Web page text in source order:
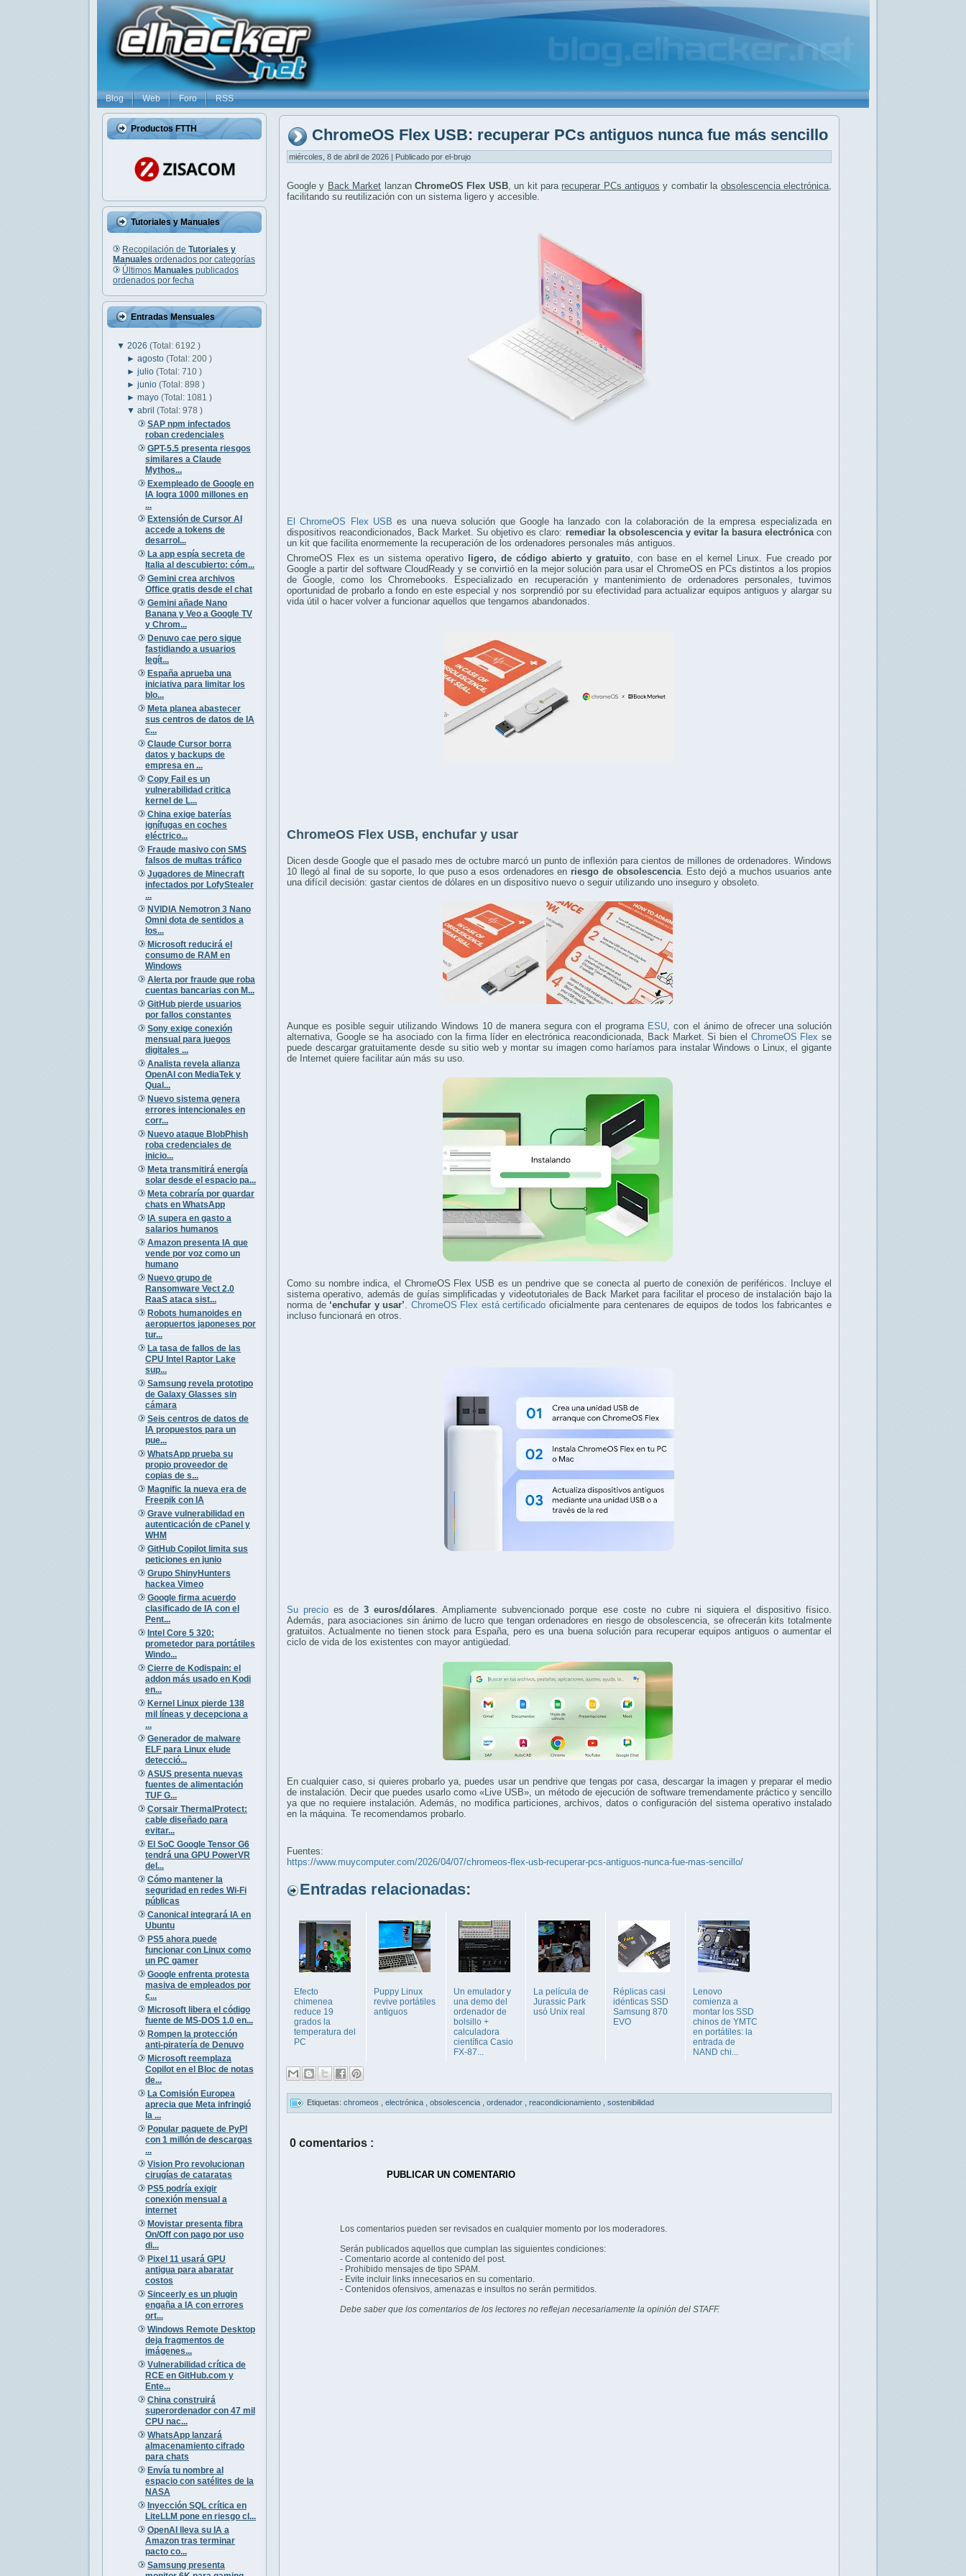
Blog Web Foro RSS
Productos FTTH
Tutoriales y Manuales
Recopilación de Tutoriales y
Manuales ordenados por categorías
Últimos Manuales publicados
ordenados por fecha
Entradas Mensuales
▼ 2026 (Total: 6192 )
►agosto(Total: 200 )
►julio(Total: 710 )
►junio(Total: 898 )
►mayo(Total: 1081 )
▼abril(Total: 978 )
SAP npm infectados
roban credenciales
GPT-5.5 presenta riesgos
similares a Claude
Mythos...
Exempleado de Google en
IA logra 1000 millones en
...
Extensión de Cursor AI
accede a tokens de
desarrol...
La app espía secreta de
Italia al descubierto: cóm...
Gemini crea archivos
Office gratis desde el chat
Gemini añade Nano
Banana y Veo a Google TV
y Chrom...
Denuvo cae pero sigue
fastidiando a usuarios
legít...
España aprueba una
iniciativa para limitar los
blo...
Meta planea abastecer
sus centros de datos de IA
c...
Claude Cursor borra
datos y backups de
empresa en ...
Copy Fail es un
vulnerabilidad critica
kernel de L...
China exige baterías
ignífugas en coches
eléctrico...
Fraude masivo con SMS
falsos de multas tráfico
Jugadores de Minecraft
infectados por LofyStealer
...
NVIDIA Nemotron 3 Nano
Omni dota de sentidos a
los...
Microsoft reducirá el
consumo de RAM en
Windows
Alerta por fraude que roba
cuentas bancarias con M...
GitHub pierde usuarios
por fallos constantes
Sony exige conexión
mensual para juegos
digitales ...
Analista revela alianza
OpenAI con MediaTek y
Qual...
Nuevo sistema genera
errores intencionales en
corr...
Nuevo ataque BlobPhish
roba credenciales de
inicio...
Meta transmitirá energía
solar desde el espacio pa...
Meta cobraría por guardar
chats en WhatsApp
IA supera en gasto a
salarios humanos
Amazon presenta IA que
vende por voz como un
humano
Nuevo grupo de
Ransomware Vect 2.0
RaaS ataca sist...
Robots humanoides en
aeropuertos japoneses por
tur...
La tasa de fallos de las
CPU Intel Raptor Lake
sup...
Samsung revela prototipo
de Galaxy Glasses sin
cámara
Seis centros de datos de
IA propuestos para un
pue...
WhatsApp prueba su
propio proveedor de
copias de s...
Magnific la nueva era de
Freepik con IA
Grave vulnerabilidad en
autenticación de cPanel y
WHM
GitHub Copilot limita sus
peticiones en junio
Grupo ShinyHunters
hackea Vimeo
Google firma acuerdo
clasificado de IA con el
Pent...
Intel Core 5 320:
prometedor para portátiles
Windo...
Cierre de Kodispain: el
addon más usado en Kodi
en...
Kernel Linux pierde 138
mil líneas y decepciona a
...
Generador de malware
ELF para Linux elude
detecció...
ASUS presenta nuevas
fuentes de alimentación
TUF G...
Corsair ThermalProtect:
cable diseñado para
evitar...
El SoC Google Tensor G6
tendrá una GPU PowerVR
del...
Cómo mantener la
seguridad en redes Wi-Fi
públicas
Canonical integrará IA en
Ubuntu
PS5 ahora puede
funcionar con Linux como
un PC gamer
Google enfrenta protesta
masiva de empleados por
c...
Microsoft libera el código
fuente de MS-DOS 1.0 en...
Rompen la protección
anti-piratería de Denuvo
Microsoft reemplaza
Copilot en el Bloc de notas
de...
La Comisión Europea
aprecia que Meta infringió
la ...
Popular paquete de PyPI
con 1 millón de descargas
...
Vision Pro revolucionan
cirugías de cataratas
PS5 podría exigir
conexión mensual a
internet
Movistar presenta fibra
On/Off con pago por uso
di...
Pixel 11 usará GPU
antigua para abaratar
costos
Sinceerly es un plugin
engaña a IA con errores
ort...
Windows Remote Desktop
deja fragmentos de
imágenes...
Vulnerabilidad crítica de
RCE en GitHub.com y
Ente...
China construirá
superordenador con 47 mil
CPU nac...
WhatsApp lanzará
almacenamiento cifrado
para chats
Envía tu nombre al
espacio con satélites de la
NASA
Inyección SQL crítica en
LiteLLM pone en riesgo cl...
OpenAI lleva su IA a
Amazon tras terminar
pacto co...
Samsung presenta
ChromeOS Flex USB: recuperar PCs antiguos nunca fue más sencillo
miércoles, 8 de abril de 2026 | Publicado por el-brujo
Google y Back Market lanzan ChromeOS Flex USB, un kit para recuperar PCs antiguos y combatir la obsolescencia electrónica
facilitando su reutilización con un sistema ligero y accesible.
El ChromeOS Flex USB es una nueva solución que Google ha lanzado con la colaboración de la empresa especializada en
dispositivos reacondicionados, Back Market. Su objetivo es claro: remediar la obsolescencia y evitar la basura electrónicacon
un kit que facilita enormemente la recuperación de los ordenadores personales más antiguos.
ChromeOS Flex es un sistema operativo
ligero, de código abierto y gratuito, con base en el kernel Linux. Fue creado por
Google a partir del software CloudReady y se convirtió en la mejor solución para usar el ChromeOS en PCs distintos a los propios
de Google, como los Chromebooks. Especializado en recuperación y mantenimiento de ordenadores personales, tuvimos
oportunidad de probarlo a fondo en este especial y nos sorprendió por su efectividad para actualizar equipos antiguos y alargar su
vida útil o hacer volver a funcionar aquellos que tengamos abandonados.
ChromeOS Flex USB, enchufar y usar
Dicen desde Google que el pasado mes de octubre marcó un punto de inflexión para cientos de millones de ordenadores. Windows
10 llegó al final de su soporte, lo que puso a esos ordenadores en riesgo de obsolescencia. Esto dejó a muchos usuarios ante
una difícil decisión: gastar cientos de dólares en un dispositivo nuevo o seguir utilizando uno inseguro y obsoleto.
Aunque es posible seguir utilizando Windows 10 de manera segura con el programa ESU , con el ánimo de ofrecer una solución
alternativa, Google se ha asociado con la firma líder en electrónica reacondicionada, Back Market. Si bien el ChromeOS Flex se
puede descargar gratuitamente desde su sitio web y montar su imagen como haríamos para instalar Windows o Linux, el gigante
de Internet quiere facilitar aún más su uso.
Como su nombre indica, el ChromeOS Flex USB es un pendrive que se conecta al puerto de conexión de periféricos. Incluye el
sistema operativo, además de guías simplificadas y videotutoriales de Back Market para facilitar el proceso de instalación bajo la
norma de ‘enchufar y usar’ ChromeOS Flex está certificado oficialmente para centenares de equipos de todos los fabricantes e
incluso funcionará en otros.
Su precio es de3 euros/dólares. Ampliamente subvencionado porque ese coste no cubre ni siquiera el dispositivo físico.
Además, para asociaciones sin ánimo de lucro que tengan ordenadores en riesgo de obsolescencia, se ofrecerán kits totalmente
gratuitos. Actualmente no tienen stock para España, pero es una buena solución para recuperar equipos antiguos o aumentar el
ciclo de vida de los existentes con mayor antigüedad.
En cualquier caso, si quieres probarlo ya, puedes usar un pendrive que tengas por casa, descargar la imagen y preparar el medio
de instalación. Decir que puedes usarlo como «Live USB», un método de ejecución de software tremendamente práctico y sencillo
ya que no requiere instalación. Además, no modifica particiones, archivos, datos o configuración del sistema operativo instalado
en la máquina. Te recomendamos probarlo.
Fuentes:
https://www.muycomputer.com/2026/04/07/chromeos-flex-usb-recuperar-pcs-antiguos-nunca-fue-mas-sencillo/
Entradas relacionadas:
Efecto
chimenea
reduce 19
grados la
temperatura del
PC
Puppy Linux
revive portátiles
antiguos
Un emulador y
una demo del
ordenador de
bolsillo +
calculadora
científica Casio
FX-87...
La película de
Jurassic Park
usó Unix real
Réplicas casi
idénticas SSD
Samsung 870
EVO
Lenovo
comienza a
montar los SSD
chinos de YMTC
en portátiles: la
entrada de
NAND chi...
Etiquetas: chromeos electrónica obsolescencia ordenador reacondicionamiento sostenibilidad
0 comentarios :
PUBLICAR UN COMENTARIO
Los comentarios pueden ser revisados en cualquier momento por los moderadores.
Serán publicados aquellos que cumplan las siguientes condiciones:
- Comentario acorde al contenido del post.
- Prohibido mensajes de tipo SPAM.
- Evite incluir links innecesarios en su comentario.
- Contenidos ofensivos, amenazas e insultos no serán permitidos.
Debe saber que los comentarios de los lectores no reflejan necesariamente la opinión del STAFF.